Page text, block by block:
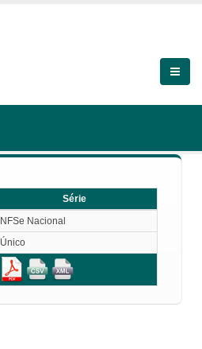
Série
Série
NFSe Nacional
Único